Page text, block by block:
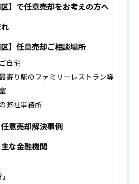
区】で任意売却をお考えの方へ
区】任意売却ご相談場所
自宅
寄り駅のファミリーレストラン等
弊社事務所
任意売却解決事例
主な金融機関